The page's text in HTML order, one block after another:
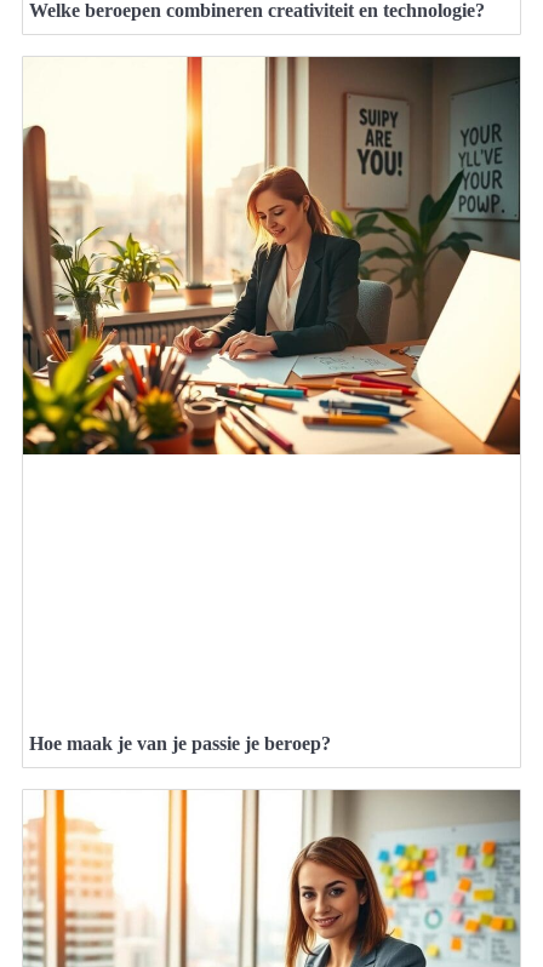
Welke beroepen combineren creativiteit en technologie?
Hoe maak je van je passie je beroep?